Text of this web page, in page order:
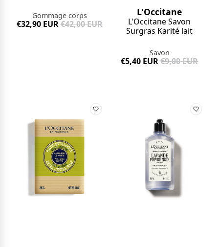
Gommage corps
€32,90 EUR€42,00 EUR
L'Occitane
L'Occitane Savon
Surgras Karité lait
Savon
€5,40 EUR€9,00 EUR